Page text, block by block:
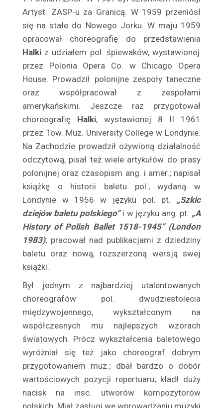
Bruczowa Lena
Bruczówna Halina
Brunescu Iza
Brusikiewicz Stefan
Brydzińska Maria
Brydziński Wojciech
Brygiewicz Mieczysław
Brylińska Krystyna
Bryliński Stanisław
Bolesław Brzeski
Brzezińska Hanna
Brzeziński Wacław jr
Brzeziński Wacław
Brzoskówna Hanna
Brzozowska Jadwiga
Buchwald Maria
Buczyńska Helena
Buczyńska Ziuta
Buczyński Aleksander
Budzanowska Mieczysława
Budzyński Jan
Bukojemska Jadwiga
Bukowski Jerzy
Bułat Zofia
Bułat- Mironowicz Michał
Buratowski Franciszek
Burbianka Eugenia
Artyst. ZASP-u za Granicą. W 1959 przeniósł
się na stałe do Nowego Jorku. W maju 1959
opracował choreografię do przedstawienia
Hal­ki z udziałem pol. śpiewaków, wystawionej
przez Polonia Opera Co. w Chicago Opera
House. Pro­wadził polonijne zespoły taneczne
oraz współpra­cował z zespołami
amerykańskimi. Jeszcze raz przy­gotował
choreografię Halki, wystawionej 8 II 1961
przez Tow. Muz. University College w Londynie.
Na Zachodzie prowadził ożywioną działalność
od­czytową, pisał też wiele artykułów do prasy
polo­nijnej oraz czasopism ang. i amer.; napisał
książkę o historii baletu pol., wydaną w
Londynie w 1956 w języku pol. pt. „Szkic
dziejów baletu polskiego”i w języku ang. pt. „A
History of Polish Ballet 1518-1945” (London
1983); pracował nad publikacjami z dziedziny
baletu oraz nową, rozszerzoną wersją swej
książki.
Był jednym z najbardziej utalentowanych
choreo­grafów pol. dwudziestolecia
międzywojennego, wy­kształconym na
współczesnych mu najlepszych wzo­rach
światowych. Prócz wykształcenia baletowego
wyróżniał się też jako choreograf dobrym
przygo­towaniem muz.; dbał bardzo o dobór
wartościowych pozycji repertuaru; kładł duży
nacisk na insc. utwo­rów kompozytorów
polskich. Miał zasługi we wpro­wadzaniu muzyki